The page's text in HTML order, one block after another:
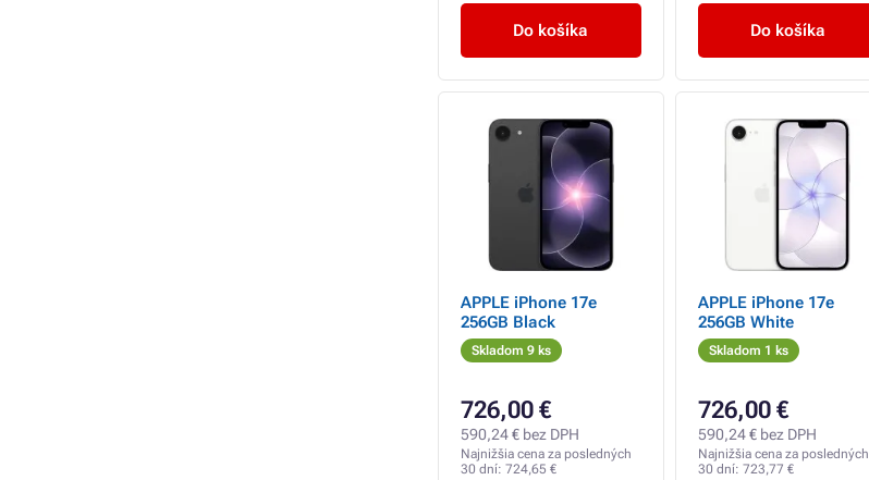
Do košíka Do košíka
APPLE iPhone 17e
256GB Black
Skladom 9 ks
726,00 €
590,24 € bez DPH
Najnižšia cena za posledných
30 dní: 724,65 €
APPLE iPhone 17e
256GB White
Skladom 1 ks
726,00 €
590,24 € bez DPH
Najnižšia cena za posledných
30 dní: 723,77 €